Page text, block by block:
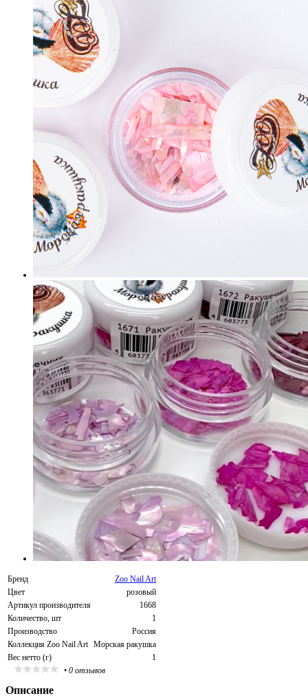
Бренд
Zoo Nail Art
Цвет
розовый
Артикул производителя
1668
Количество, шт
1
Производство
Россия
Коллекция Zoo Nail Art Морская ракушка
Вес нетто (г)
1
• 0 отзывов
Описание